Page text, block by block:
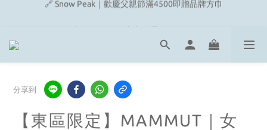
🔗 Fjallraven｜上衣任選2件2480元
🎉On/HOKA 新品陸續上架
🔗 Snow Peak｜歡慶父親節滿4500即贈品牌方巾
分享到
【東區限定】MAMMUT｜女